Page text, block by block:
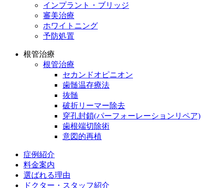
インプラント・ブリッジ
審美治療
ホワイトニング
予防処置
根管治療
根管治療
セカンドオピニオン
歯髄温存療法
抜髄
破折リーマー除去
穿孔封鎖(パーフォーレーションリペア)
歯根端切除術
意図的再植
症例紹介
料金案内
選ばれる理由
ドクター・スタッフ紹介